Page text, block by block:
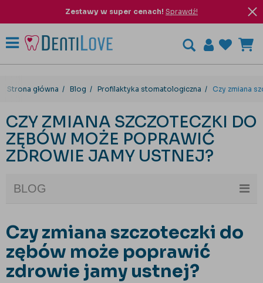
Zestawy w super cenach! Sprawdź!
Strona główna Blog Profilaktyka stomatologiczna Czy zmiana
CZY ZMIANA SZCZOTECZKI DO
ZĘBÓW MOŻE POPRAWIĆ
ZDROWIE JAMY USTNEJ?
BLOG
Czy zmiana szczoteczki do
zębów może poprawić
zdrowie jamy ustnej?